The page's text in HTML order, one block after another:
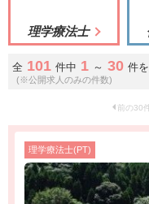
理学療法士
全 101 件中 1 ～ 30 件
(※公開求人のみの件数)
前の30
理学療法士(PT)